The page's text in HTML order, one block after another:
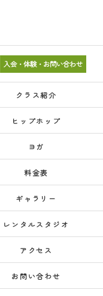
入会・体験・お問い合わせ
クラス紹介
ヒップホップ
ヨガ
料金表
ギャラリー
レンタルスタジオ
アクセス
お問い合わせ